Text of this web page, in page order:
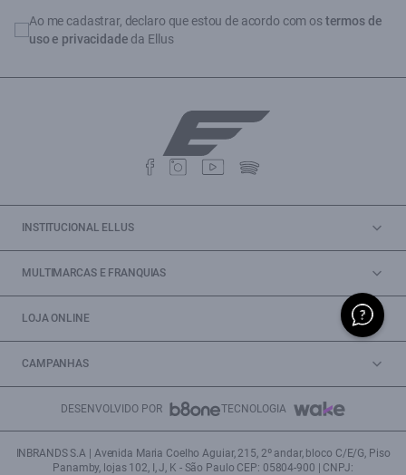
Ao me cadastrar, declaro que estou de acordo com ostermos de
uso e privacidade da Ellus
INSTITUCIONAL ELLUS
MULTIMARCAS E FRANQUIAS
LOJA ONLINE
CAMPANHAS
DESENVOLVIDO POR TECNOLOGIA
INBRANDS S.A | Avenida Maria Coelho Aguiar, 215, 2º andar, bloco C/E/G, Piso
Panamby, lojas 102, I, J, K - São Paulo CEP: 05804-900 | CNPJ: